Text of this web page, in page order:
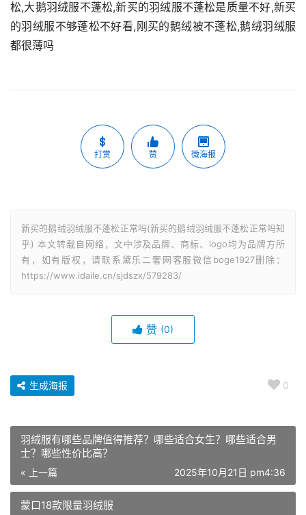
松,大鹅羽绒服不蓬松,新买的羽绒服不蓬松是质量不好,新买
的羽绒服不够蓬松不好看,刚买的鹅绒被不蓬松,鹅绒羽绒服
都很薄吗
打赏 赞 微海报
新买的鹅绒羽绒服不蓬松正常吗(新买的鹅绒羽绒服不蓬松正常吗知
乎) 本文转载自网络，文中涉及品牌、商标、logo均为品牌方所
有，如有版权，请联系黛乐二奢网客服微信boge1927删除：
https://www.idaile.cn/sjdszx/579283/
赞 (0)
0
生成海报
羽绒服有哪些品牌值得推荐？哪些适合女生？哪些适合男
士？哪些性价比高？
« 上一篇 2025年10月21日 pm4:36
蒙口18款限量羽绒服